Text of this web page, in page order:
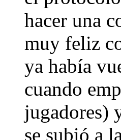
hacer una
muy feliz
ya había
cuando
jugadores)
se subió a